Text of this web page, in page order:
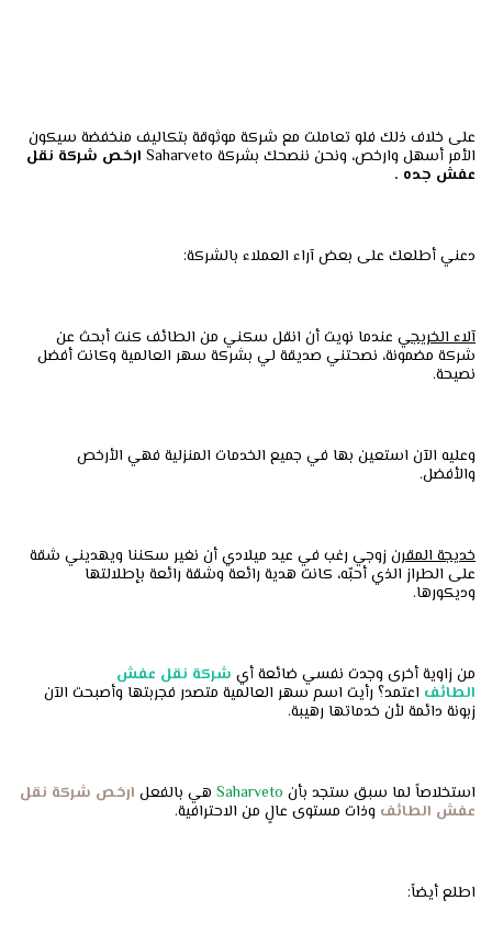
على خلاف ذلك فلو تعاملت مع شركة موثوقة بتكاليف منخفضة سيكون
الأمر أسهل وارخص، ونحن ننصحك بشركة Saharveto ارخص شركة نقل
عفش جده .
دعني أطلعك على بعض آراء العملاء بالشركة:
آلاء الخريجي عندما نويت أن انقل سكني من الطائف كنت أبحث عن
شركة مضمونة، نصحتني صديقة لي بشركة سهر العالمية وكانت أفضل
نصيحة.
وعليه الآن استعين بها في جميع الخدمات المنزلية فهي الأرخص
والأفضل.
خديجة المقرن زوجي رغب في عيد ميلادي أن نغير سكننا ويهديني شقة
على الطراز الذي أحبّه، كانت هدية رائعة وشقة رائعة بإطلالتها
وديكورها.
من زاوية أخرى وجدت نفسي ضائعة أي شركة نقل عفش
الطائف اعتمد؟ رأيت اسم سهر العالمية متصدر فجربتها وأصبحت الآن
زبونة دائمة لأن خدماتها رهيبة.
استخلاصاً لما سبق ستجد بأن Saharveto هي بالفعل ارخص شركة نقل
عفش الطائف وذات مستوى عالٍ من الاحترافية.
اطلع أيضاً: